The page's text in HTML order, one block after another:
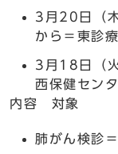
3月20日（
から＝東診
3月18日（
西保健セン
内容 対象
肺がん検診